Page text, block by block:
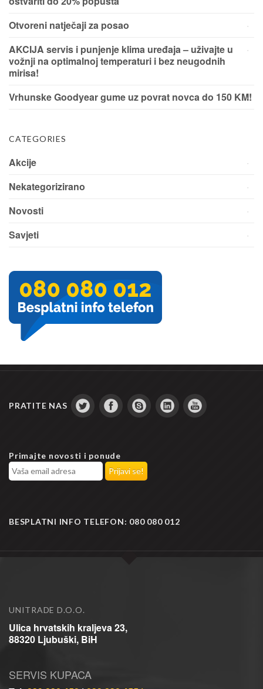
Otvoreni natječaji za posao
AKCIJA servis i punjenje klima uređaja – uživajte u
vožnji na optimalnoj temperaturi i bez neugodnih
mirisa!
Vrhunske Goodyear gume uz povrat novca do 150 KM!
CATEGORIES
Akcije
Nekategorizirano
Novosti
Savjeti
PRATITE NAS
Primajte novosti i ponude
BESPLATNI INFO TELEFON: 080 080 012
UNITRADE D.O.O.
Ulica hrvatskih kraljeva 23,
88320 Ljubuški, BiH
SERVIS KUPACA